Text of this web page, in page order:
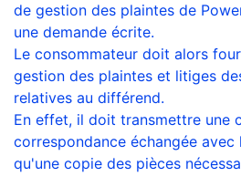
de gestion des plaintes de
une demande écrite.
Le consommateur doit alors
gestion des plaintes et litiges
relatives au différend.
En effet, il doit transmettre une
correspondance échangée avec
qu'une copie des pièces